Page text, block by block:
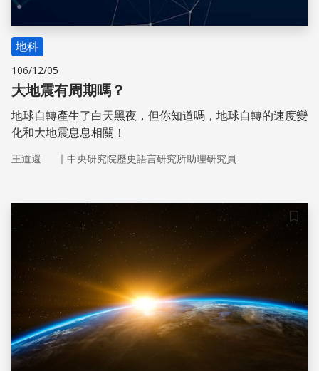
地科
106/12/05
大地震有周期嗎？
地球自轉產生了白天黑夜，但你知道嗎，地球自轉的速度變
化和大地震息息相關！
王道還 ｜ 中央研究院歷史語言研究所助理研究員
儲存